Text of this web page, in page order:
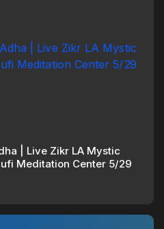
Meditation Center 5/29